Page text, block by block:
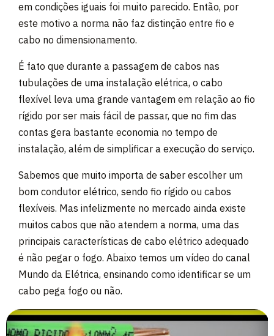
em condições iguais foi muito parecido. Então, por
este motivo a norma não faz distinção entre fio e
cabo no dimensionamento.
É fato que durante a passagem de cabos nas
tubulações de uma instalação elétrica, o cabo
flexível leva uma grande vantagem em relação ao fio
rígido por ser mais fácil de passar, que no fim das
contas gera bastante economia no tempo de
instalação, além de simplificar a execução do serviço.
Sabemos que muito importa de saber escolher um
bom condutor elétrico, sendo fio rígido ou cabos
flexíveis. Mas infelizmente no mercado ainda existe
muitos cabos que não atendem a norma, uma das
principais características de cabo elétrico adequado
é não pegar o fogo. Abaixo temos um vídeo do canal
Mundo da Elétrica, ensinando como identificar se um
cabo pega fogo ou não.